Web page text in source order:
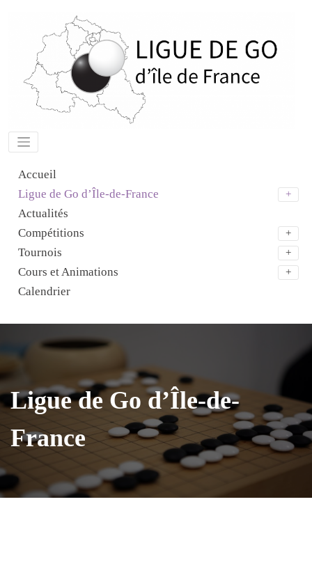
Accueil
Ligue de Go d’Île-de-France
Actualités
Compétitions
Tournois
Cours et Animations
Calendrier
Ligue de Go d’Île-de-
France